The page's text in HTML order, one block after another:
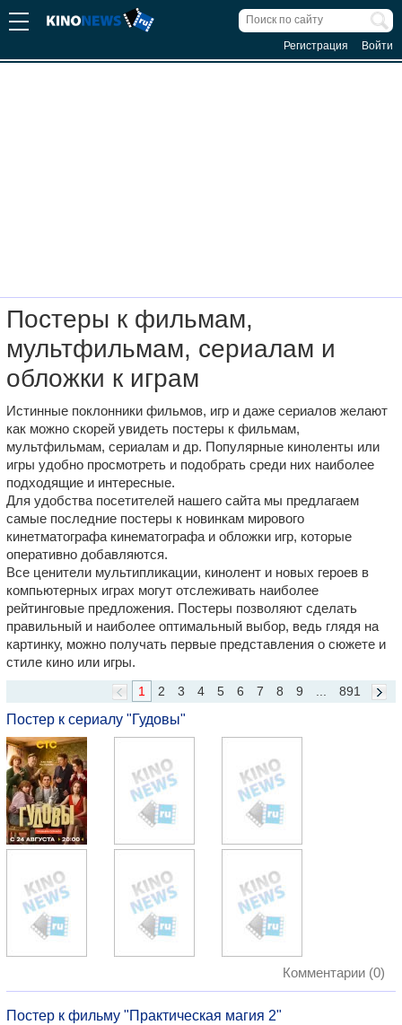
Регистрация Войти
Постеры к фильмам,
мультфильмам, сериалам и
обложки к играм
Истинные поклонники фильмов, игр и даже сериалов желают
как можно скорей увидеть постеры к фильмам,
мультфильмам, сериалам и др. Популярные киноленты или
игры удобно просмотреть и подобрать среди них наиболее
подходящие и интересные.
Для удобства посетителей нашего сайта мы предлагаем
самые последние постеры к новинкам мирового
кинетматографа кинематографа и обложки игр, которые
оперативно добавляются.
Все ценители мультипликации, кинолент и новых героев в
компьютерных играх могут отслеживать наиболее
рейтинговые предложения. Постеры позволяют сделать
правильный и наиболее оптимальный выбор, ведь глядя на
картинку, можно получать первые представления о сюжете и
стиле кино или игры.
891
9
8
7
6
5
4
3
2
1
Постер к сериалу "Гудовы"
Комментарии (0)
Постер к фильму "Практическая магия 2"